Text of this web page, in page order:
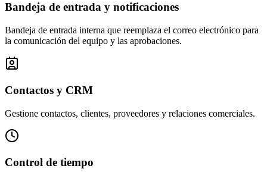
Bandeja de entrada y notificaciones
Bandeja de entrada interna que reemplaza el correo electrónico para
la comunicación del equipo y las aprobaciones.
Contactos y CRM
Gestione contactos, clientes, proveedores y relaciones comerciales.
Control de tiempo